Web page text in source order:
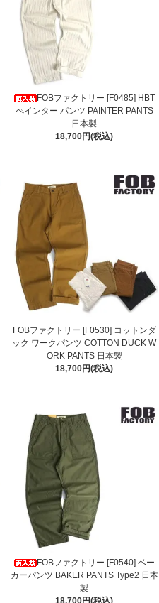
FOBファクトリー [F0485] HBT
ぺインター パンツ PAINTER PANTS
日本製
18,700円(税込)
FOBファクトリー [F0530] コットンダ
ック ワークパンツ COTTON DUCK W
ORK PANTS 日本製
18,700円(税込)
FOBファクトリー [F0540] ベー
カーパンツ BAKER PANTS Type2 日本
製
18,700円(税込)